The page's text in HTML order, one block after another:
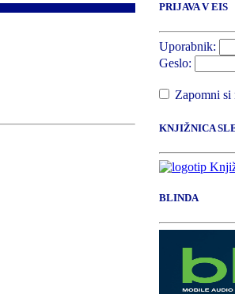
PRIJAVA V EIS
Uporabnik:
Geslo:
Zapomni si
KNJIŽNICA
BLINDA